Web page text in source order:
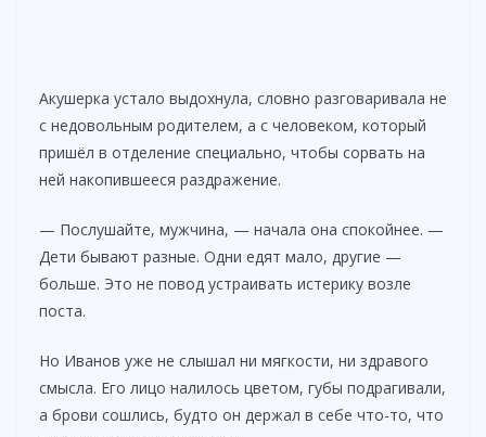
Акушерка устало выдохнула, словно разговаривала не
с недовольным родителем, а с человеком, который
пришёл в отделение специально, чтобы сорвать на
ней накопившееся раздражение.
— Послушайте, мужчина, — начала она спокойнее. —
Дети бывают разные. Одни едят мало, другие —
больше. Это не повод устраивать истерику возле
поста.
Но Иванов уже не слышал ни мягкости, ни здравого
смысла. Его лицо налилось цветом, губы подрагивали,
а брови сошлись, будто он держал в себе что-то, что